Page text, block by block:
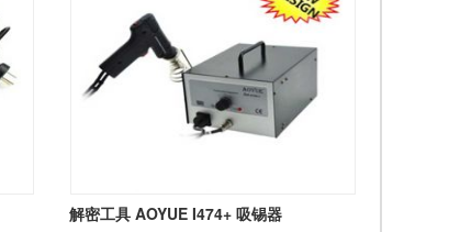
解密工具 AOYUE I474+ 吸锡器